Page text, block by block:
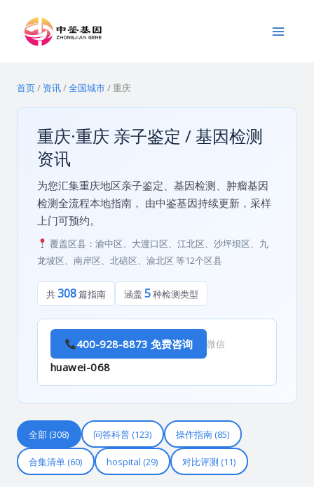
Menu
首页/ 资讯/全国城市/重庆
重庆·重庆 亲子鉴定 / 基因检测
资讯
为您汇集重庆地区亲子鉴定、基因检测、肿瘤基因
检测全流程本地指南， 由中鉴基因持续更新，采样
上门可预约。
覆盖区县：渝中区、大渡口区、江北区、沙坪坝区、九
龙坡区、南岸区、北碚区、渝北区 等12个区县
共308篇指南 涵盖 5种检测类型
400-928-8873 免费咨询 微信
huawei-068
全部 (308) 问答科普 (123) 操作指南 (85)
合集清单 (60) hospital (29) 对比评测 (11)